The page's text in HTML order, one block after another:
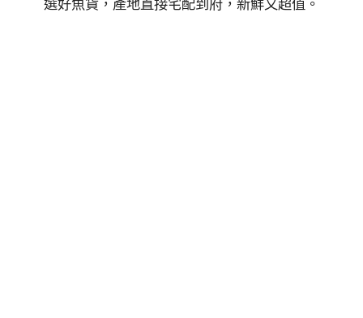
選好魚貨，產地直接宅配到府，新鮮又超值。